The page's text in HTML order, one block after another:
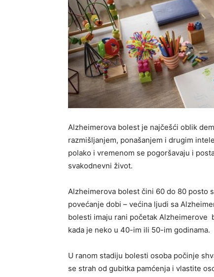
Alzheimerova bolest je najčešći oblik
razmišljanjem, ponašanjem i drugim
polako i vremenom se pogoršavaju i
svakodnevni život.
Alzheimerova bolest čini 60 do 80 posto
povećanje dobi – većina ljudi sa
bolesti imaju rani početak Alzheimerove
kada je neko u 40-im ili 50-im godinama.
U ranom stadiju bolesti osoba počinje
se strah od gubitka pamćenja i vlastite